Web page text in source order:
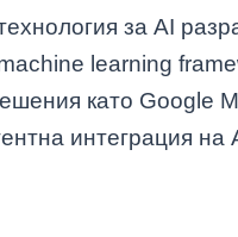
за AI
learning
като Google
интеграция на